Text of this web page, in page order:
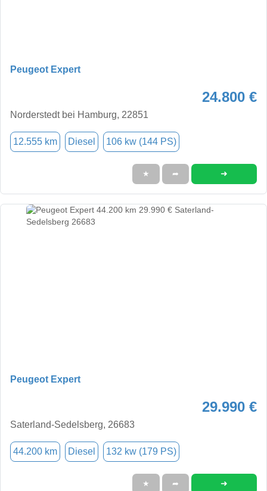
Peugeot Expert
24.800 €
Norderstedt bei Hamburg, 22851
12.555 km Diesel 106 kw (144 PS)
★ ➦ ➜
Peugeot Expert
29.990 €
Saterland-Sedelsberg, 26683
44.200 km Diesel 132 kw (179 PS)
★ ➦ ➜